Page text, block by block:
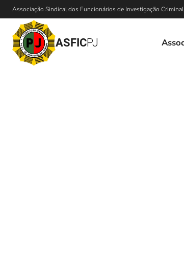
Associação Sindical dos Funcionários de Investigação
ASFICPJ